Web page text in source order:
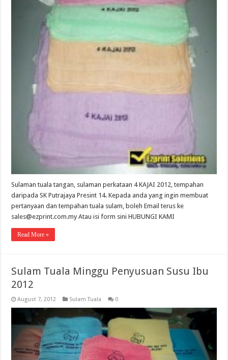
Sulaman tuala tangan, sulaman perkataan 4 KAJAI 2012, tempahan
daripada SK Putrajaya Presint 14. Kepada anda yang ingin membuat
pertanyaan dan tempahan tuala sulam, boleh Email terus ke
sales@ezprint.com.my Atau isi form sini HUBUNGI KAMI
Read More »
Sulam Tuala Minggu Penyusuan Susu Ibu
2012
August 7, 2012 Sulam Tuala 0